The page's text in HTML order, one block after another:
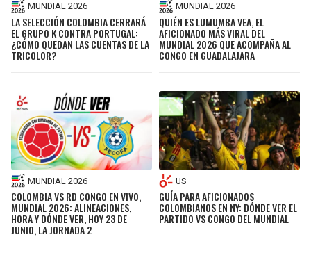
MUNDIAL 2026
LA SELECCIÓN COLOMBIA CERRARÁ
EL GRUPO K CONTRA PORTUGAL:
¿CÓMO QUEDAN LAS CUENTAS DE LA
TRICOLOR?
MUNDIAL 2026
QUIÉN ES LUMUMBA VEA, EL
AFICIONADO MÁS VIRAL DEL
MUNDIAL 2026 QUE ACOMPAÑA AL
CONGO EN GUADALAJARA
MUNDIAL 2026
COLOMBIA VS RD CONGO EN VIVO,
MUNDIAL 2026: ALINEACIONES,
HORA Y DÓNDE VER, HOY 23 DE
JUNIO, LA JORNADA 2
US
GUÍA PARA AFICIONADOS
COLOMBIANOS EN NY: DÓNDE VER EL
PARTIDO VS CONGO DEL MUNDIAL